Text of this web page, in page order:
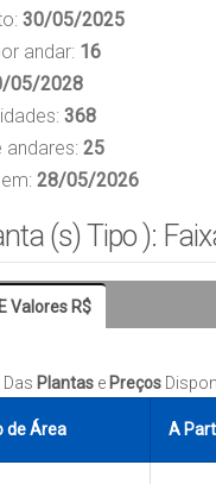
30/05/2025
andar: 16
05/2028
368
andares: 25
28/05/2026
(s) Tipo ):
Valores R$
Plantas e Preços
de Área A